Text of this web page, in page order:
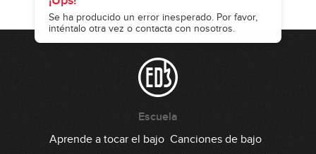
Se ha producido un error inesperado. Por favor,
inténtalo otra vez o contacta con nosotros.
Escuela
Aprende a tocar el bajo Canciones de bajo